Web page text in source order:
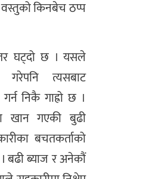
वस्तुको किनबेच ठप्प
घट्दो छ । यसले
त्यसबाट
निकै गाह्रो छ ।
खान गएकी बुढी
बचतकर्ताको
बढी ब्याज र अनेकौं